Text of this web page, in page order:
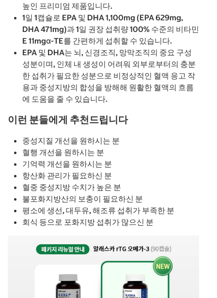
높인 프리미엄 제품입니다.
1일 1캡슐로 EPA 및 DHA 1,100mg (EPA 629mg,
DHA 471mg)과 1일 권장 섭취량 100% 수준의 비타민
E 11mgα-TE를 간편하게 섭취할 수 있습니다.
EPA 및 DHA는 뇌, 신경조직, 망막조직의 중요 구성
성분이며, 인체 내 생성이 어려워 외부로부터의 충분
한 섭취가 필요한 성분으로 비정상적인 혈액 응고 작
용과 중성지방의 합성을 방해해 원활한 혈액의 흐름
에 도움을 줄 수 있습니다.
이런 분들에게 추천드립니다
중성지질 개선을 원하시는 분
혈행 개선을 원하시는 분
기억력 개선을 원하시는 분
항산화 관리가 필요하신 분
혈중 중성지방 수치가 높은 분
불포화지방산의 보충이 필요하신 분
평소에 생선, 대두유, 해조류 섭취가 부족한 분
회식 등으로 포화지방 섭취가 많으신 분